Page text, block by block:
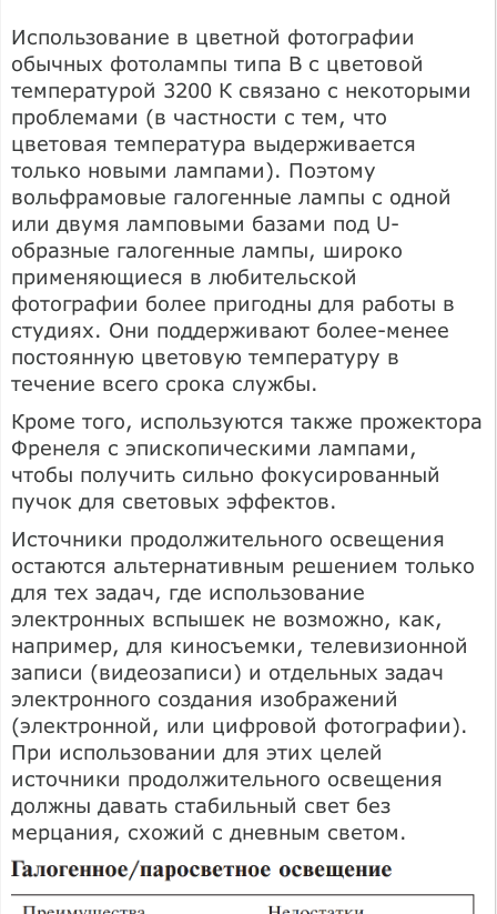
Использование в цветной фотографии
обычных фотолампы типа B с цветовой
температурой 3200 К связано с некоторыми
проблемами (в частности с тем, что
цветовая температура выдерживается
только новыми лампами). Поэтому
вольфрамовые галогенные лампы с одной
или двумя ламповыми базами под U-
образные галогенные лампы, широко
применяющиеся в любительской
фотографии более пригодны для работы в
студиях. Они поддерживают более-менее
постоянную цветовую температуру в
течение всего срока службы.
Кроме того, используются также прожектора
Френеля с эпископическими лампами,
чтобы получить сильно фокусированный
пучок для световых эффектов.
Источники продолжительного освещения
остаются альтернативным решением только
для тех задач, где использование
электронных вспышек не возможно, как,
например, для киносъемки, телевизионной
записи (видеозаписи) и отдельных задач
электронного создания изображений
(электронной, или цифровой фотографии).
При использовании для этих целей
источники продолжительного освещения
должны давать стабильный свет без
мерцания, схожий с дневным светом.